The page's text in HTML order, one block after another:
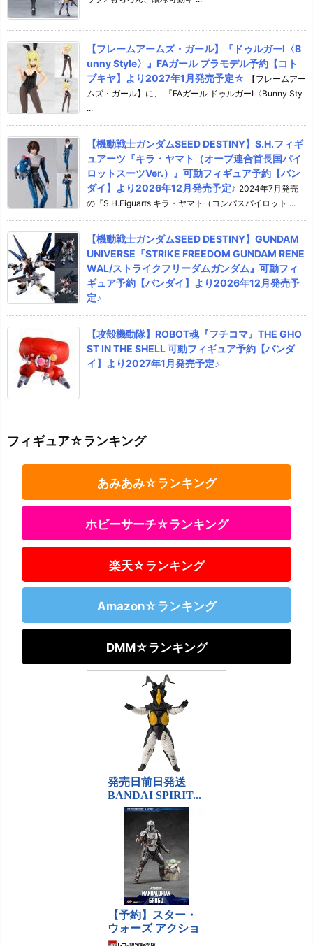
【フレームアームズ・ガール】『ドゥルガーI〈B
unny Style〉』FAガール プラモデル予約【コト
ブキヤ】より2027年1月発売予定☆
【フレームアー
ムズ・ガール】に、 『FAガール ドゥルガーI〈Bunny Sty
...
【機動戦士ガンダムSEED DESTINY】S.H.フィギ
ュアーツ『キラ・ヤマト（オーブ連合首長国パイ
ロットスーツVer.）』可動フィギュア予約【バン
ダイ】より2026年12月発売予定♪ 2024年7月発売
の『S.H.Figuarts キラ・ヤマト（コンパスパイロット ...
【機動戦士ガンダムSEED DESTINY】GUNDAM
UNIVERSE『STRIKE FREEDOM GUNDAM RENE
WAL/ストライクフリーダムガンダム』可動フィ
ギュア予約【バンダイ】より2026年12月発売予
定♪
【攻殻機動隊】ROBOT魂『フチコマ』THE GHO
ST IN THE SHELL 可動フィギュア予約【バンダ
イ】より2027年1月発売予定♪
フィギュア☆ランキング
あみあみ☆ランキング
ホビーサーチ☆ランキング
楽天☆ランキング
Amazon☆ランキング
DMM☆ランキング